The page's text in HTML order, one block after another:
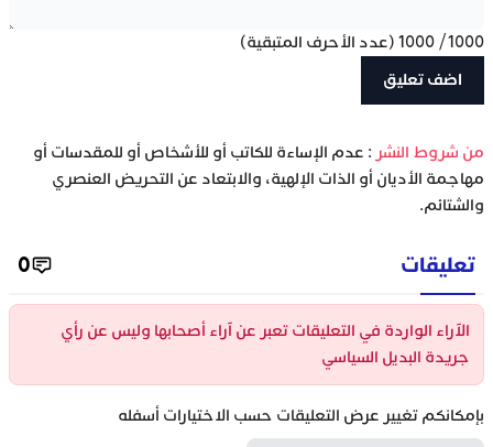
1000
/
1000 (عدد الأحرف المتبقية)
‫من شروط النشر : عدم الإساءة للكاتب أو للأشخاص أو للمقدسات أو
مهاجمة الأديان أو الذات الإلهية، والابتعاد عن التحريض العنصري
والشتائم.
تعليقات 0
الآراء الواردة في التعليقات تعبر عن آراء أصحابها وليس عن رأي
جريدة البديل السياسي
بإمكانكم تغيير عرض التعليقات حسب الاختيارات أسفله